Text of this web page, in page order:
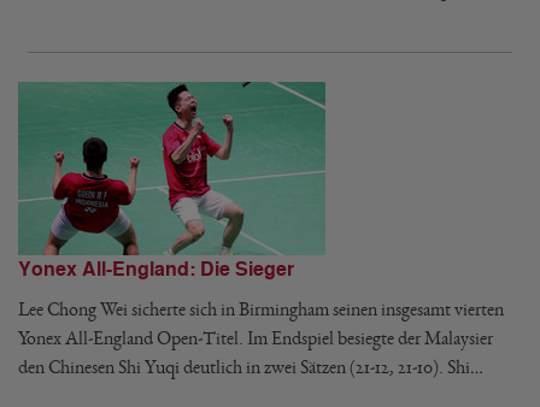
Yonex All-England: Die Sieger
Lee Chong Wei sicherte sich in Birmingham seinen insgesamt vierten
Yonex All-England Open-Titel. Im Endspiel besiegte der Malaysier
den Chinesen Shi Yuqi deutlich in zwei Sätzen (21-12, 21-10). Shi…